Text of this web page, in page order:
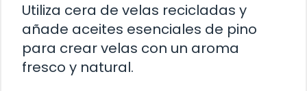
Utiliza cera de velas recicladas y
añade aceites esenciales de pino
para crear velas con un aroma
fresco y natural.